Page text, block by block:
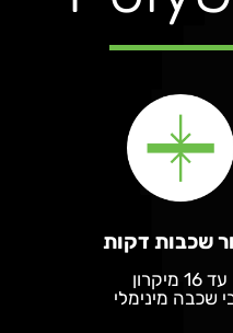
שכבות דקות
עד 16 מיקרון
שכבה מינימלי